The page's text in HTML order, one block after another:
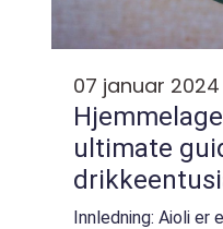
07 januar 2024
ultimate
Innledning: Aioli er